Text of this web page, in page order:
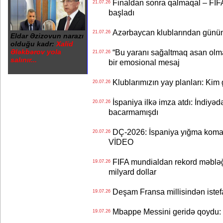
Eldar Əzizovun narazı
olduğu kadr: Xalid
Ələkbərov yola
salınır...
21.07.26Finaldan sonra qalmaqal –
başladı
21.07.26Azərbaycan klublarından
21.07.26“Bu yaranı sağaltmaq asan
bir emosional mesaj
20.07.26Klublarımızın yay planları:
20.07.26İspaniya ilkə imza atdı:
bacarmamışdı
20.07.26DÇ-2026: İspaniya yığma
VİDEO
19.07.26FIFA mundialdan rekord
milyard dollar
19.07.26Deşam Fransa millisindən
19.07.26Mbappe Messini geridə qoydu: